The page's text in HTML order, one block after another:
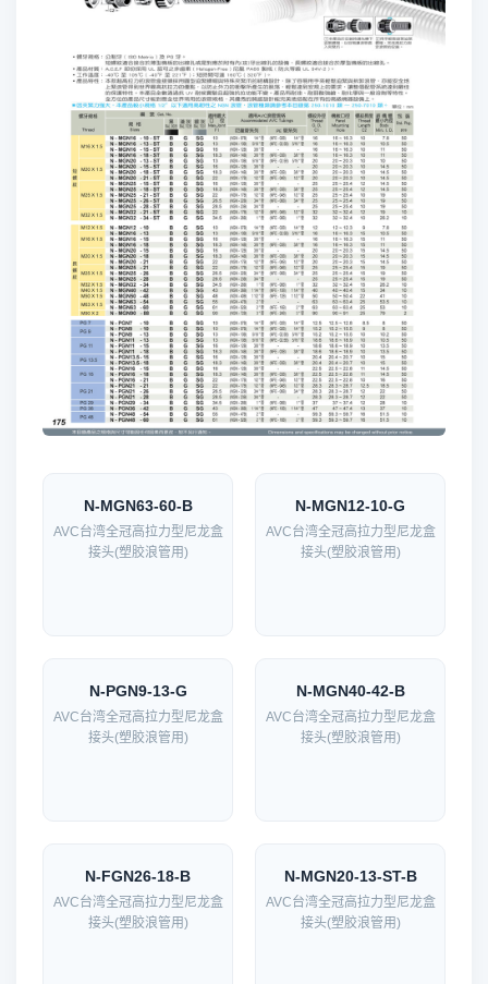
N-MGN63-60-B
AVC台湾全冠高拉力型尼龙盒
接头(塑胶浪管用)
N-MGN12-10-G
AVC台湾全冠高拉力型尼龙盒
接头(塑胶浪管用)
N-PGN9-13-G
AVC台湾全冠高拉力型尼龙盒
接头(塑胶浪管用)
N-MGN40-42-B
AVC台湾全冠高拉力型尼龙盒
接头(塑胶浪管用)
N-FGN26-18-B
AVC台湾全冠高拉力型尼龙盒
接头(塑胶浪管用)
N-MGN20-13-ST-B
AVC台湾全冠高拉力型尼龙盒
接头(塑胶浪管用)